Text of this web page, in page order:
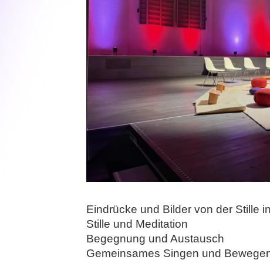
Eindrücke und Bilder von der Stille
Stille und Meditation
Begegnung und Austausch
Gemeinsames Singen und